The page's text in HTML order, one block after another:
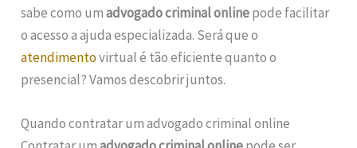
sabe como umadvogado criminal onlinepode facilitar
o acesso a ajuda especializada. Será que o
atendimentovirtual é tão eficiente quanto o
presencial? Vamos descobrir juntos.
Quando contratar um advogado criminal online